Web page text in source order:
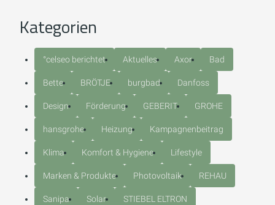
Kategorien
°celseo berichtet Aktuelles Axor Bad
Bette BRÖTJE burgbad Danfoss
Design Förderung GEBERIT GROHE
hansgrohe Heizung Kampagnenbeitrag
Klima Komfort & Hygiene Lifestyle
Marken & Produkte Photovoltaik REHAU
Sanipa Solar STIEBEL ELTRON